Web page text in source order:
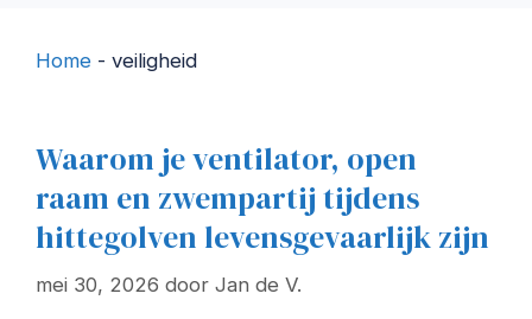
Home - veiligheid
Waarom je ventilator, open
raam en zwempartij tijdens
hittegolven levensgevaarlijk zijn
mei 30, 2026 door Jan de V.